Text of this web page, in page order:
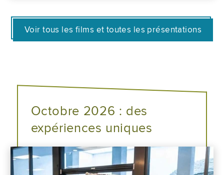
Voir tous les films et toutes les présentations
Octobre 2026 : des
expériences uniques